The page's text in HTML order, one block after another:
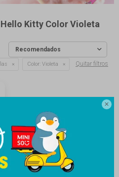

Kitty Color Violeta
Recomendados
Color: Violeta Quitar filtros